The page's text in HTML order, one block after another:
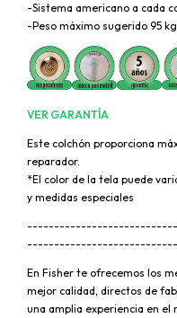
-Sistema americano a cada
-Peso máximo sugerido 95 kg
VER GARANTÍA
Este colchón proporciona
reparador.
*El color de la tela puede
y medidas especiales
En Fisher te ofrecemos los
mejor calidad, directos de
una amplia experiencia en